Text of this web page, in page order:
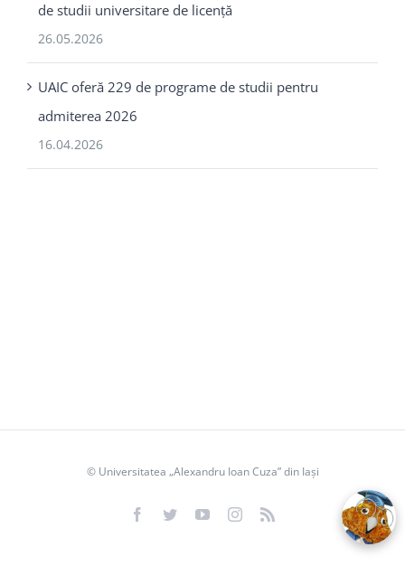
de studii universitare de licență
26.05.2026
UAIC oferă 229 de programe de studii pentru
admiterea 2026
16.04.2026
© Universitatea „Alexandru Ioan Cuza” din Iași
Facebook
TwitterYouTubeInstagram
UAIC
Perioada